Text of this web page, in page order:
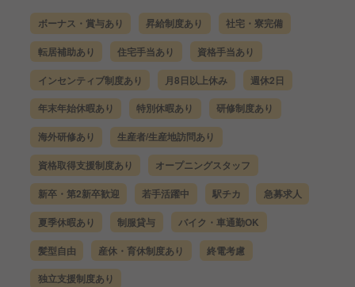
ボーナス・賞与あり 昇給制度あり 社宅・寮完備
転居補助あり 住宅手当あり 資格手当あり
インセンティブ制度あり 月8日以上休み 週休2日
年末年始休暇あり 特別休暇あり 研修制度あり
海外研修あり 生産者/生産地訪問あり
資格取得支援制度あり オープニングスタッフ
新卒・第2新卒歓迎 若手活躍中 駅チカ 急募求人
夏季休暇あり 制服貸与 バイク・車通勤OK
髪型自由 産休・育休制度あり 終電考慮
独立支援制度あり